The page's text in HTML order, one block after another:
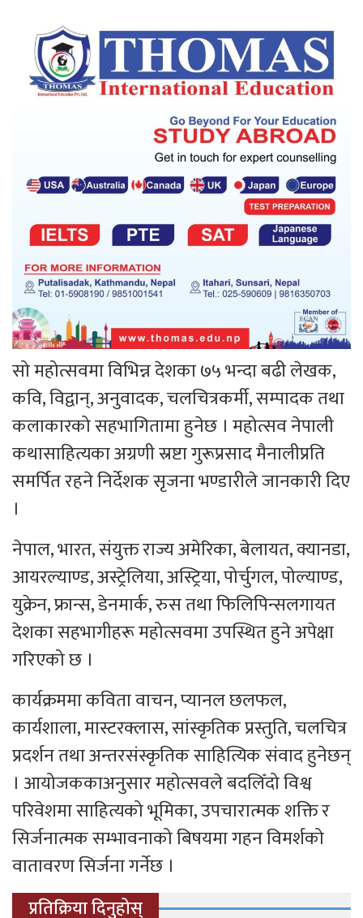
सो महोत्सवमा विभिन्न देशका ७५ भन्दा बढी लेखक,
कवि, विद्वान्, अनुवादक, चलचित्रकर्मी, सम्पादक तथा
कलाकारको सहभागितामा हुनेछ । महोत्सव नेपाली
कथासाहित्यका अग्रणी स्रष्टा गुरूप्रसाद मैनालीप्रति
समर्पित रहने निर्देशक सृजना भण्डारीले जानकारी दिए
।
नेपाल, भारत, संयुक्त राज्य अमेरिका, बेलायत, क्यानडा,
आयरल्याण्ड, अस्ट्रेलिया, अस्ट्रिया, पोर्चुगल, पोल्याण्ड,
युक्रेन, फ्रान्स, डेनमार्क, रुस तथा फिलिपिन्सलगायत
देशका सहभागीहरू महोत्सवमा उपस्थित हुने अपेक्षा
गरिएको छ ।
कार्यक्रममा कविता वाचन, प्यानल छलफल,
कार्यशाला, मास्टरक्लास, सांस्कृतिक प्रस्तुति, चलचित्र
प्रदर्शन तथा अन्तरसंस्कृतिक साहित्यिक संवाद हुनेछन्
। आयोजककाअनुसार महोत्सवले बदलिँदो विश्व
परिवेशमा साहित्यको भूमिका, उपचारात्मक शक्ति र
सिर्जनात्मक सम्भावनाको बिषयमा गहन विमर्शको
वातावरण सिर्जना गर्नेछ ।
प्रतिक्रिया दिनुहोस्